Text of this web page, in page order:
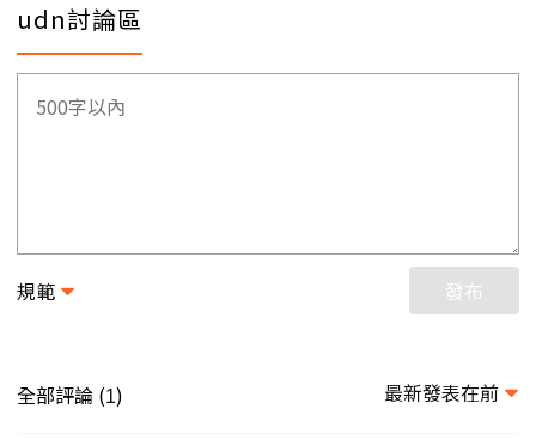
udn討論區
規範 發布
全部評論 (1) 最新發表在前